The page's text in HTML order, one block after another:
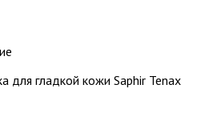
для гладкой кожи Saphir Tenax